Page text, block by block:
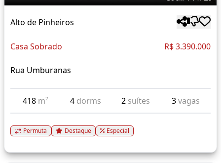
Alto de Pinheiros
Casa Sobrado R$ 3.390.000
Rua Umburanas
418 m² 4 dorms 2 suítes 3vagas
Permuta Destaque Especial